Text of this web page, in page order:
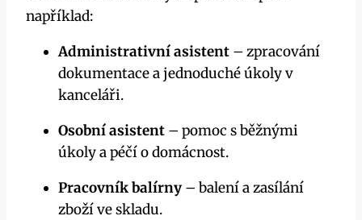
například:
Administrativní asistent – zpracování
dokumentace a jednoduché úkoly v
kanceláři.
Osobní asistent – pomoc s běžnými
úkoly a péčí o domácnost.
Pracovník balírny – balení a zasílání
zboží ve skladu.